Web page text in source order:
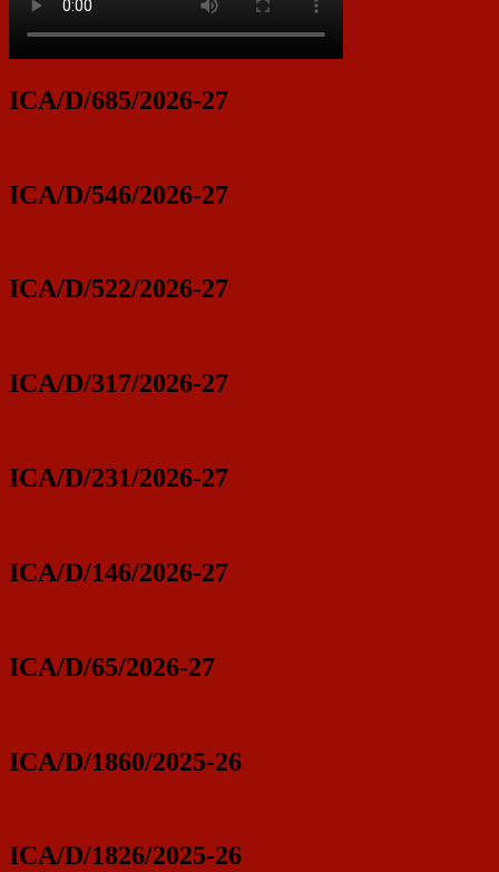
ICA/D/685/2026-27
ICA/D/546/2026-27
ICA/D/522/2026-27
ICA/D/317/2026-27
ICA/D/231/2026-27
ICA/D/146/2026-27
ICA/D/65/2026-27
ICA/D/1860/2025-26
ICA/D/1826/2025-26